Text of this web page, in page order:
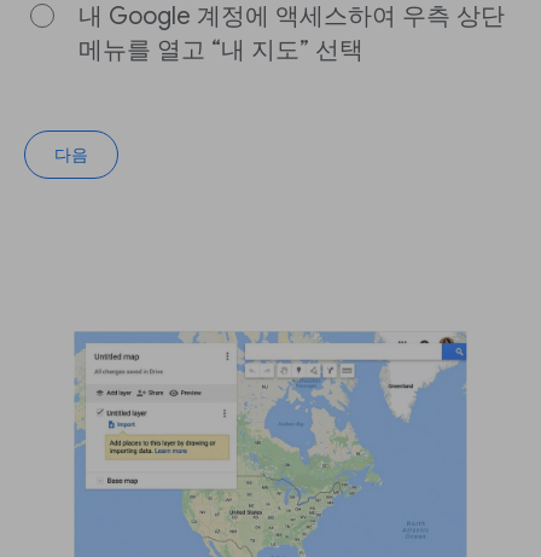
내 Google 계정에 액세스하여 우측 상단
메뉴를 열고 “내 지도” 선택
다음